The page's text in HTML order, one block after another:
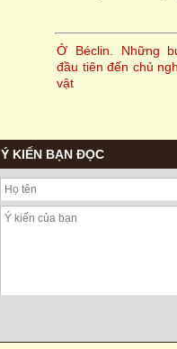
Ở Béclin. Những
đầu tiên đến chủ
vật
Ý KIẾN BẠN ĐỌC